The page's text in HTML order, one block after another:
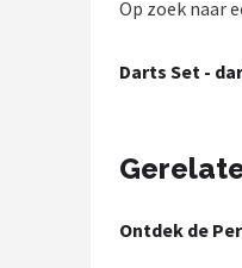
Op zoek naar
Darts Set -
Ontdek de